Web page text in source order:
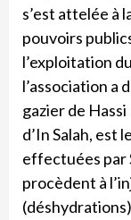
s’est attelée à
pouvoirs
l’exploitation
l’association a
gazier de
d’In Salah, est
effectuées par
procèdent à